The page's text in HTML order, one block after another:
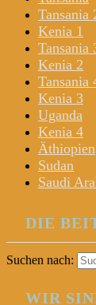
Tansania
Kenia 1
Tansania
Kenia 2
Tansania
Kenia 3
Uganda
Kenia 4
Äthiopien
Sudan
Saudi
DIE
Suchen nach:
WIR